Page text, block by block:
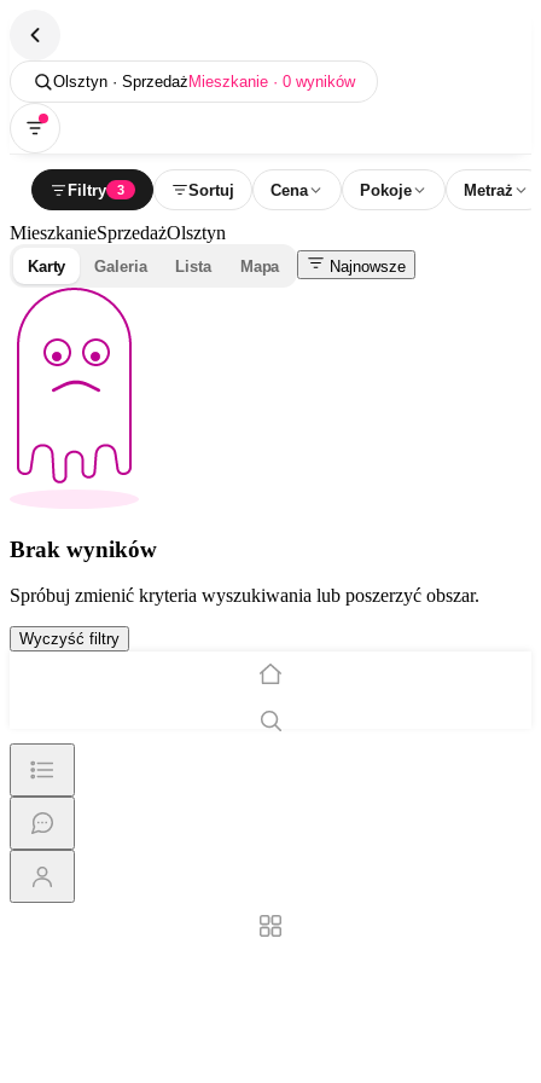
Olsztyn · Sprzedaż Mieszkanie · 0 wyników
Filtry 3 Sortuj Cena Pokoje Metraż
MieszkanieSprzedażOlsztyn
Karty Galeria Lista Mapa Najnowsze
Brak wyników
Spróbuj zmienić kryteria wyszukiwania lub poszerzyć obszar.
Wyczyść filtry